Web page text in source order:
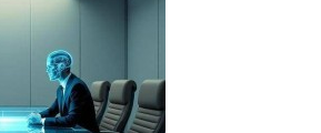
与摄影理念融会贯通，创造出了独特的
让观众在欣赏作品的同时，也能感受到
热爱，以及对人类想象力的无限憧憬。